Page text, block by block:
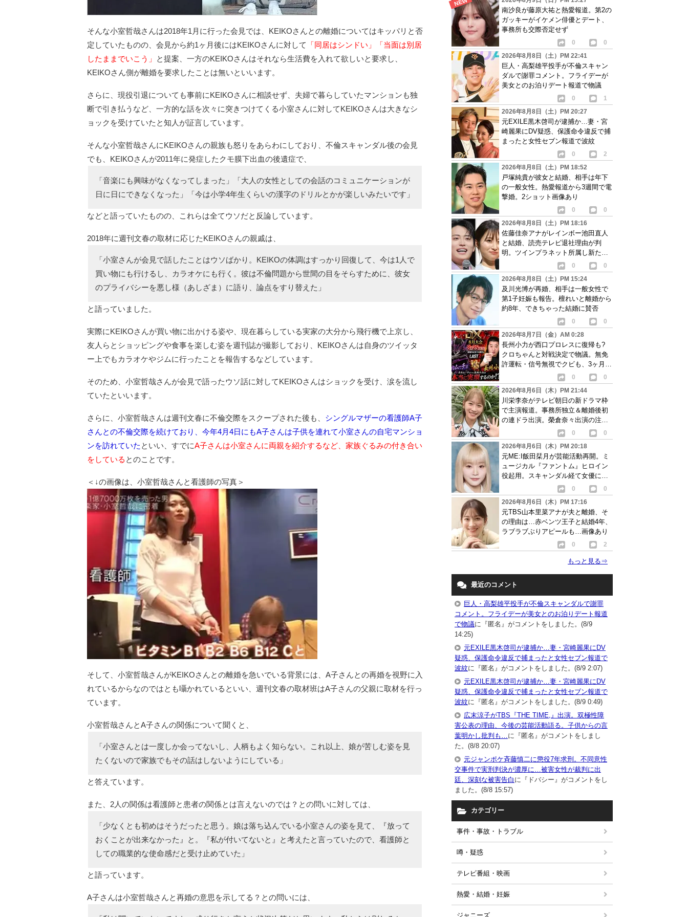
そんな小室哲哉さんは2018年1月に行った会見では、KEIKOさんとの離婚についてはキッパリと否
定していたものの、会見から約1ヶ月後にはKEIKOさんに対して
「同居はシンドい」「当面は別居
したままでいこう」
と提案、一方のKEIKOさんはそれなら生活費を入れて欲しいと要求し、
KEIKOさん側が離婚を要求したことは無いといいます。
さらに、現役引退についても事前にKEIKOさんに相談せず、夫婦で暮らしていたマンションも独
断で引き払うなど、一方的な話を次々に突きつけてくる小室さんに対してKEIKOさんは大きなシ
ョックを受けていたと知人が証言しています。
そんな小室哲哉さんにKEIKOさんの親族も怒りをあらわにしており、不倫スキャンダル後の会見
でも、KEIKOさんが2011年に発症したクモ膜下出血の後遺症で、
「音楽にも興味がなくなってしまった」「大人の女性としての会話のコミュニケーションが
日に日にできなくなった」「今は小学4年生くらいの漢字のドリルとかが楽しいみたいです」
などと語っていたものの、これらは全てウソだと反論しています。
2018年に週刊文春の取材に応じたKEIKOさんの親戚は、
「小室さんが会見で話したことはウソばかり。KEIKOの体調はすっかり回復して、今は1人で
買い物にも行けるし、カラオケにも行く。彼は不倫問題から世間の目をそらすために、彼女
のプライバシーを悪し様（あしざま）に語り、論点をすり替えた」
と語っていました。
実際にKEIKOさんが買い物に出かける姿や、現在暮らしている実家の大分から飛行機で上京し、
友人らとショッピングや食事を楽しむ姿を週刊誌が撮影しており、KEIKOさんは自身のツイッタ
ー上でもカラオケやジムに行ったことを報告するなどしています。
そのため、小室哲哉さんが会見で語ったウソ話に対してKEIKOさんはショックを受け、涙を流し
ていたといいます。
さらに、小室哲哉さんは週刊文春に不倫交際をスクープされた後も、 シングルマザーの看護師A子
さんとの不倫交際を続けており、今年4月4日にもA子さんは子供を連れて小室さんの自宅マンショ
ンを訪れていた といい、すでにA子さんは小室さんに両親を紹介するなど、家族ぐるみの付き合い
をしている とのことです。
＜↓の画像は、小室哲哉さんと看護師の写真＞
そして、小室哲哉さんがKEIKOさんとの離婚を急いでいる背景には、A子さんとの再婚を視野に入
れているからなのではとも囁かれているといい、週刊文春の取材班はA子さんの父親に取材を行っ
ています。
小室哲哉さんとA子さんの関係について聞くと、
「小室さんとは一度しか会ってないし、人柄もよく知らない。これ以上、娘が苦しむ姿を見
たくないので家族でもその話はしないようにしている」
と答えています。
また、2人の関係は看護師と患者の関係とは言えないのでは？との問いに対しては、
「少なくとも初めはそうだったと思う。娘は落ち込んでいる小室さんの姿を見て、『放って
おくことが出来なかった』と。『私が付いてないと』と考えたと言っていたので、看護師と
しての職業的な使命感だと受け止めていた」
と語っています。
A子さんは小室哲哉さんと再婚の意思を示してる？との問いには、
南沙良が藤原大祐と熱愛報道。第2の
ガッキーがイケメン俳優とデート、
事務所も交際否定せず
0
0
2026年8月8日（土）PM 22:41
巨人・高梨雄平投手が不倫スキャン
ダルで謝罪コメント。フライデーが
美女とのお泊りデート報道で物議
0
1
2026年8月8日（土）PM 20:27
元EXILE黒木啓司が逮捕か…妻・宮
崎麗果にDV疑惑、保護命令違反で捕
まったと女性セブン報道で波紋
0
2
2026年8月8日（土）PM 18:52
戸塚純貴が彼女と結婚、相手は年下
の一般女性。熱愛報道から3週間で電
撃婚。2ショット画像あり
0
0
2026年8月8日（土）PM 18:16
佐藤佳奈アナがレインボー池田直人
と結婚、読売テレビ退社理由が判
明。ツインプラネット所属し新たな
0
0
2026年8月8日（土）PM 15:24
及川光博が再婚、相手は一般女性で
第1子妊娠も報告。檀れいと離婚から
約8年、できちゃった結婚に賛否
0
0
2026年8月7日（金）AM 0:28
長州小力が西口プロレスに復帰も?
クロちゃんと対戦決定で物議。無免
許運転・信号無視でクビも、3ヶ月で
0
0
2026年8月6日（木）PM 21:44
川栄李奈がテレビ朝日の新ドラマ枠
で主演報道。事務所独立＆離婚後初
の連ドラ出演。榮倉奈々出演の注目
0
0
2026年8月6日（木）PM 20:18
元ME:I飯田栞月が芸能活動再開。ミ
ュージカル『ファントム』ヒロイン
役起用。スキャンダル経て女優に転
0
0
2026年8月6日（木）PM 17:16
元TBS山本里菜アナが夫と離婚、そ
の理由は…赤ベンツ王子と結婚4年、
ラブラブぶりアピールも…画像あり
0
2
もっと見る⇒
最近のコメント
巨人・高梨雄平投手が不倫スキャンダルで謝罪
コメント。フライデーが美女とのお泊りデート報道
で物議に『匿名』がコメントをしました。(8/9
14:25)
元EXILE黒木啓司が逮捕か…妻・宮崎麗果にDV
疑惑、保護命令違反で捕まったと女性セブン報道で
波紋に『匿名』がコメントをしました。(8/9 2:07)
元EXILE黒木啓司が逮捕か…妻・宮崎麗果にDV
疑惑、保護命令違反で捕まったと女性セブン報道で
波紋に『匿名』がコメントをしました。(8/9 0:49)
広末涼子がTBS『THE TIME,』出演。双極性障
害公表の理由、今後の芸能活動語る。子供からの言
葉明かし批判も… に『匿名』がコメントをしまし
た。(8/8 20:07)
元ジャンポケ斉藤慎二に懲役7年求刑。不同意性
交事件で実刑判決が濃厚に…被害女性が裁判に出
廷、深刻な被害告白 に『ドバシー』がコメントをし
ました。(8/8 15:57)
カテゴリー
事件・事故・トラブル
噂・疑惑
テレビ番組・映画
熱愛・結婚・妊娠
ジャニーズ